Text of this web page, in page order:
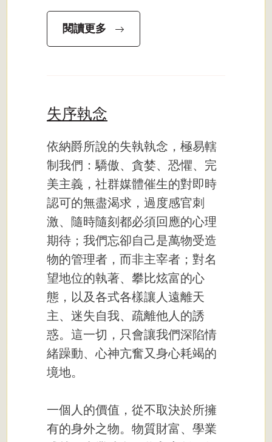
閱讀更多
失序執念
依納爵所說的失執執念，極易轄
制我們：驕傲、貪婪、恐懼、完
美主義，社群媒體催生的對即時
認可的無盡渴求，過度感官刺
激、隨時隨刻都必須回應的心理
期待；我們忘卻自己是萬物受造
物的管理者，而非主宰者；對名
望地位的執著、攀比炫富的心
態，以及各式各樣讓人遠離天
主、迷失自我、疏離他人的誘
惑。這一切，只會讓我們深陷情
緒躁動、心神亢奮又身心耗竭的
境地。
一個人的價值，從不取決於所擁
有的身外之物。物質財富、學業